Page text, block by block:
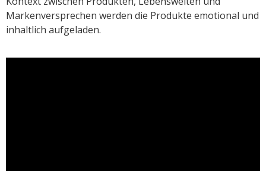
Markenversprechen werden die Produkte emotional und
inhaltlich aufgeladen.